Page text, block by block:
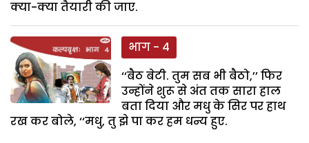
क्या-क्या तैयारी की जाए.
भाग - 4
‘‘बैठ बेटी. तुम सब भी बैठो,’’ फिर
उन्होंने शुरू से अंत तक सारा हाल
बता दिया और मधु के सिर पर हाथ
रख कर बोले, ‘‘मधु, तु झे पा कर हम धन्य हुए.